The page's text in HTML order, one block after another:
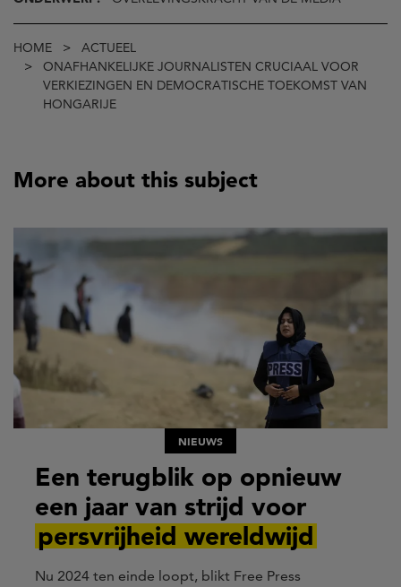
Kruimelpad
HOME
ACTUEEL
ONAFHANKELIJKE JOURNALISTEN CRUCIAAL VOOR
VERKIEZINGEN EN DEMOCRATISCHE TOEKOMST VAN
HONGARIJE
More about this subject
NIEUWS
Een terugblik op opnieuw
een jaar van strijd voor
persvrijheid wereldwijd
Nu 2024 ten einde loopt, blikt Free Press